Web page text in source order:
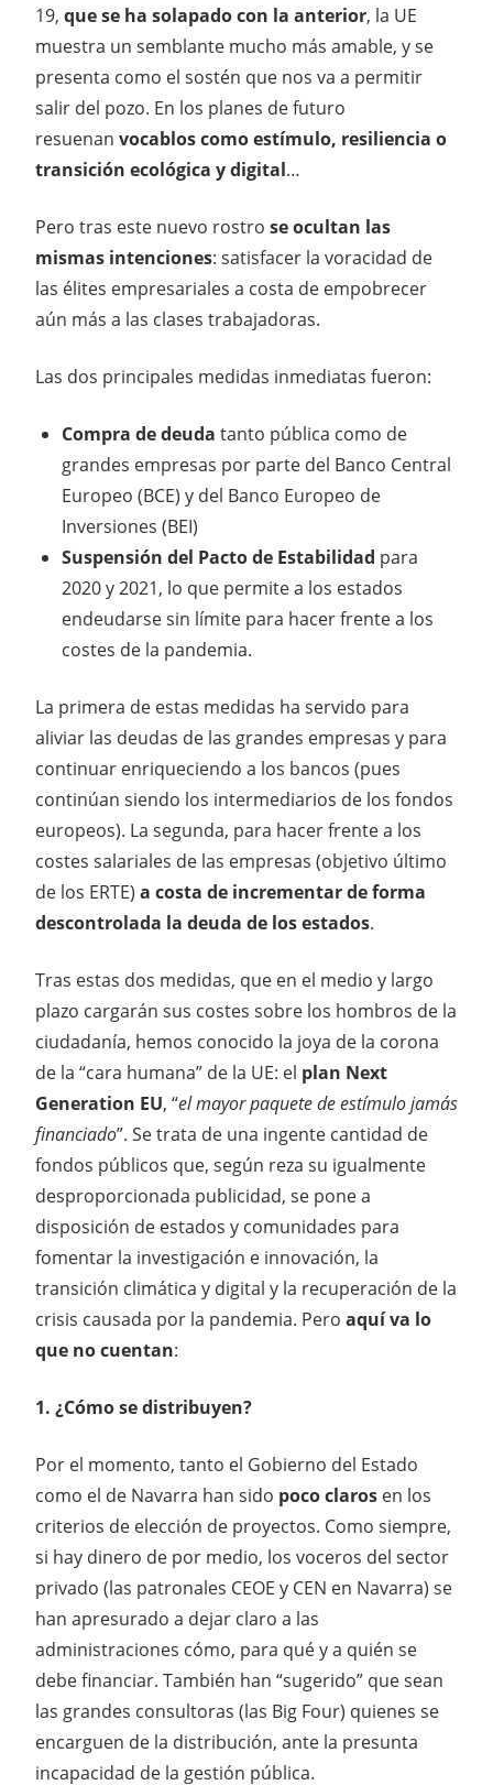
19, que se ha solapado con la anterior, la UE
muestra un semblante mucho más amable, y se
presenta como el sostén que nos va a permitir
salir del pozo. En los planes de futuro
resuenan vocablos como estímulo, resiliencia o
transición ecológica y digital…
Pero tras este nuevo rostro seocultan las
mismas intenciones: satisfacer la voracidad de
las élites empresariales a costa de empobrecer
aún más a las clases trabajadoras.
Las dos principales medidas inmediatas fueron:
Compra de deuda tanto pública como de
grandes empresas por parte del Banco Central
Europeo (BCE) y del Banco Europeo de
Inversiones (BEI)
Suspensión del Pacto de Estabilidad para
2020 y 2021, lo que permite a los estados
endeudarse sin límite para hacer frente a los
costes de la pandemia.
La primera de estas medidas ha servido para
aliviar las deudas de las grandes empresas y para
continuar enriqueciendo a los bancos (pues
continúan siendo los intermediarios de los fondos
europeos). La segunda, para hacer frente a los
costes salariales de las empresas (objetivo último
de los ERTE) a costa de incrementar de forma
descontrolada la deuda de los estados.
Tras estas dos medidas, que en el medio y largo
plazo cargarán sus costes sobre los hombros de la
ciudadanía, hemos conocido la joya de la corona
de la “cara humana” de la UE: el plan Next
Generation EU, “el mayor paquete de estímulo jamás
financiado”. Se trata de una ingente cantidad de
fondos públicos que, según reza su igualmente
desproporcionada publicidad, se pone a
disposición de estados y comunidades para
fomentar la investigación e innovación, la
transición climática y digital y la recuperación de la
crisis causada por la pandemia. Pero aquí va lo
que no cuentan:
1. ¿Cómo se distribuyen?
Por el momento, tanto el Gobierno del Estado
como el de Navarra han sido poco claros en los
criterios de elección de proyectos. Como siempre,
si hay dinero de por medio, los voceros del sector
privado (las patronales CEOE y CEN en Navarra) se
han apresurado a dejar claro a las
administraciones cómo, para qué y a quién se
debe financiar. También han “sugerido” que sean
las grandes consultoras (las Big Four) quienes se
encarguen de la distribución, ante la presunta
incapacidad de la gestión pública.